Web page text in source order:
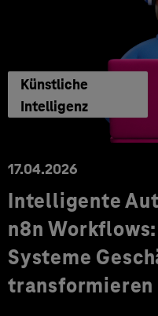
Künstliche
Intelligenz
17.04.2026
Intelligente
n8n
Systeme
transformieren